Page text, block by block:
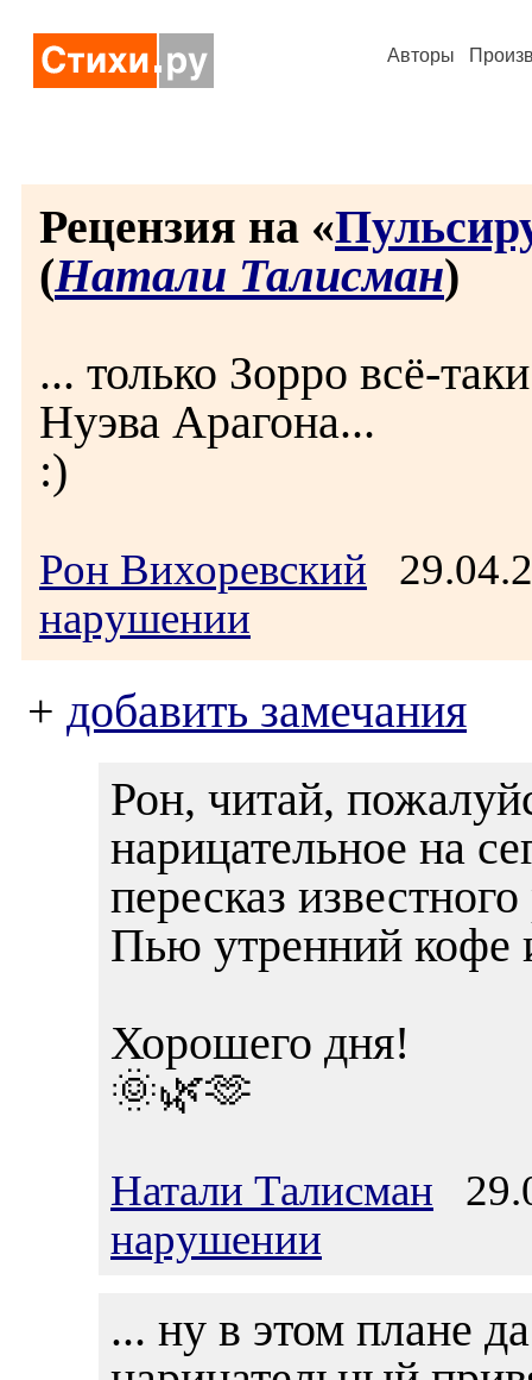
Авторы
Рецензия на «
(Натали Талисман)
... только Зорро всё-
Нуэва Арагона...
:)
Рон Вихоревский
нарушении
+ добавить замечания
Рон, читай,
нарицательное на
пересказ
Пью утренний кофе
Хорошего дня!
🌞🌿🫶
Натали Талисман
нарушении
... ну в этом плане